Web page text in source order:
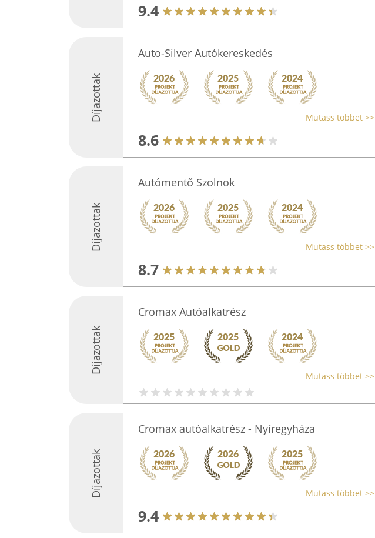
9.4
Díjazottak
Auto-Silver Autókereskedés
Mutass többet >>
8.6
Díjazottak
Autómentő Szolnok
Mutass többet >>
8.7
Díjazottak
Cromax Autóalkatrész
Mutass többet >>
Díjazottak
Cromax autóalkatrész - Nyíregyháza
Mutass többet >>
9.4